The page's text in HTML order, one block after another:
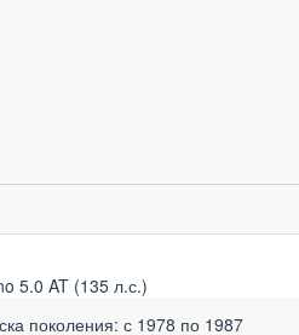
поколения: с 1978 по 1987